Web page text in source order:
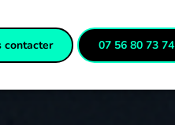
contacter 07 56 80 73 74